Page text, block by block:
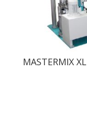
MASTERMIX XL